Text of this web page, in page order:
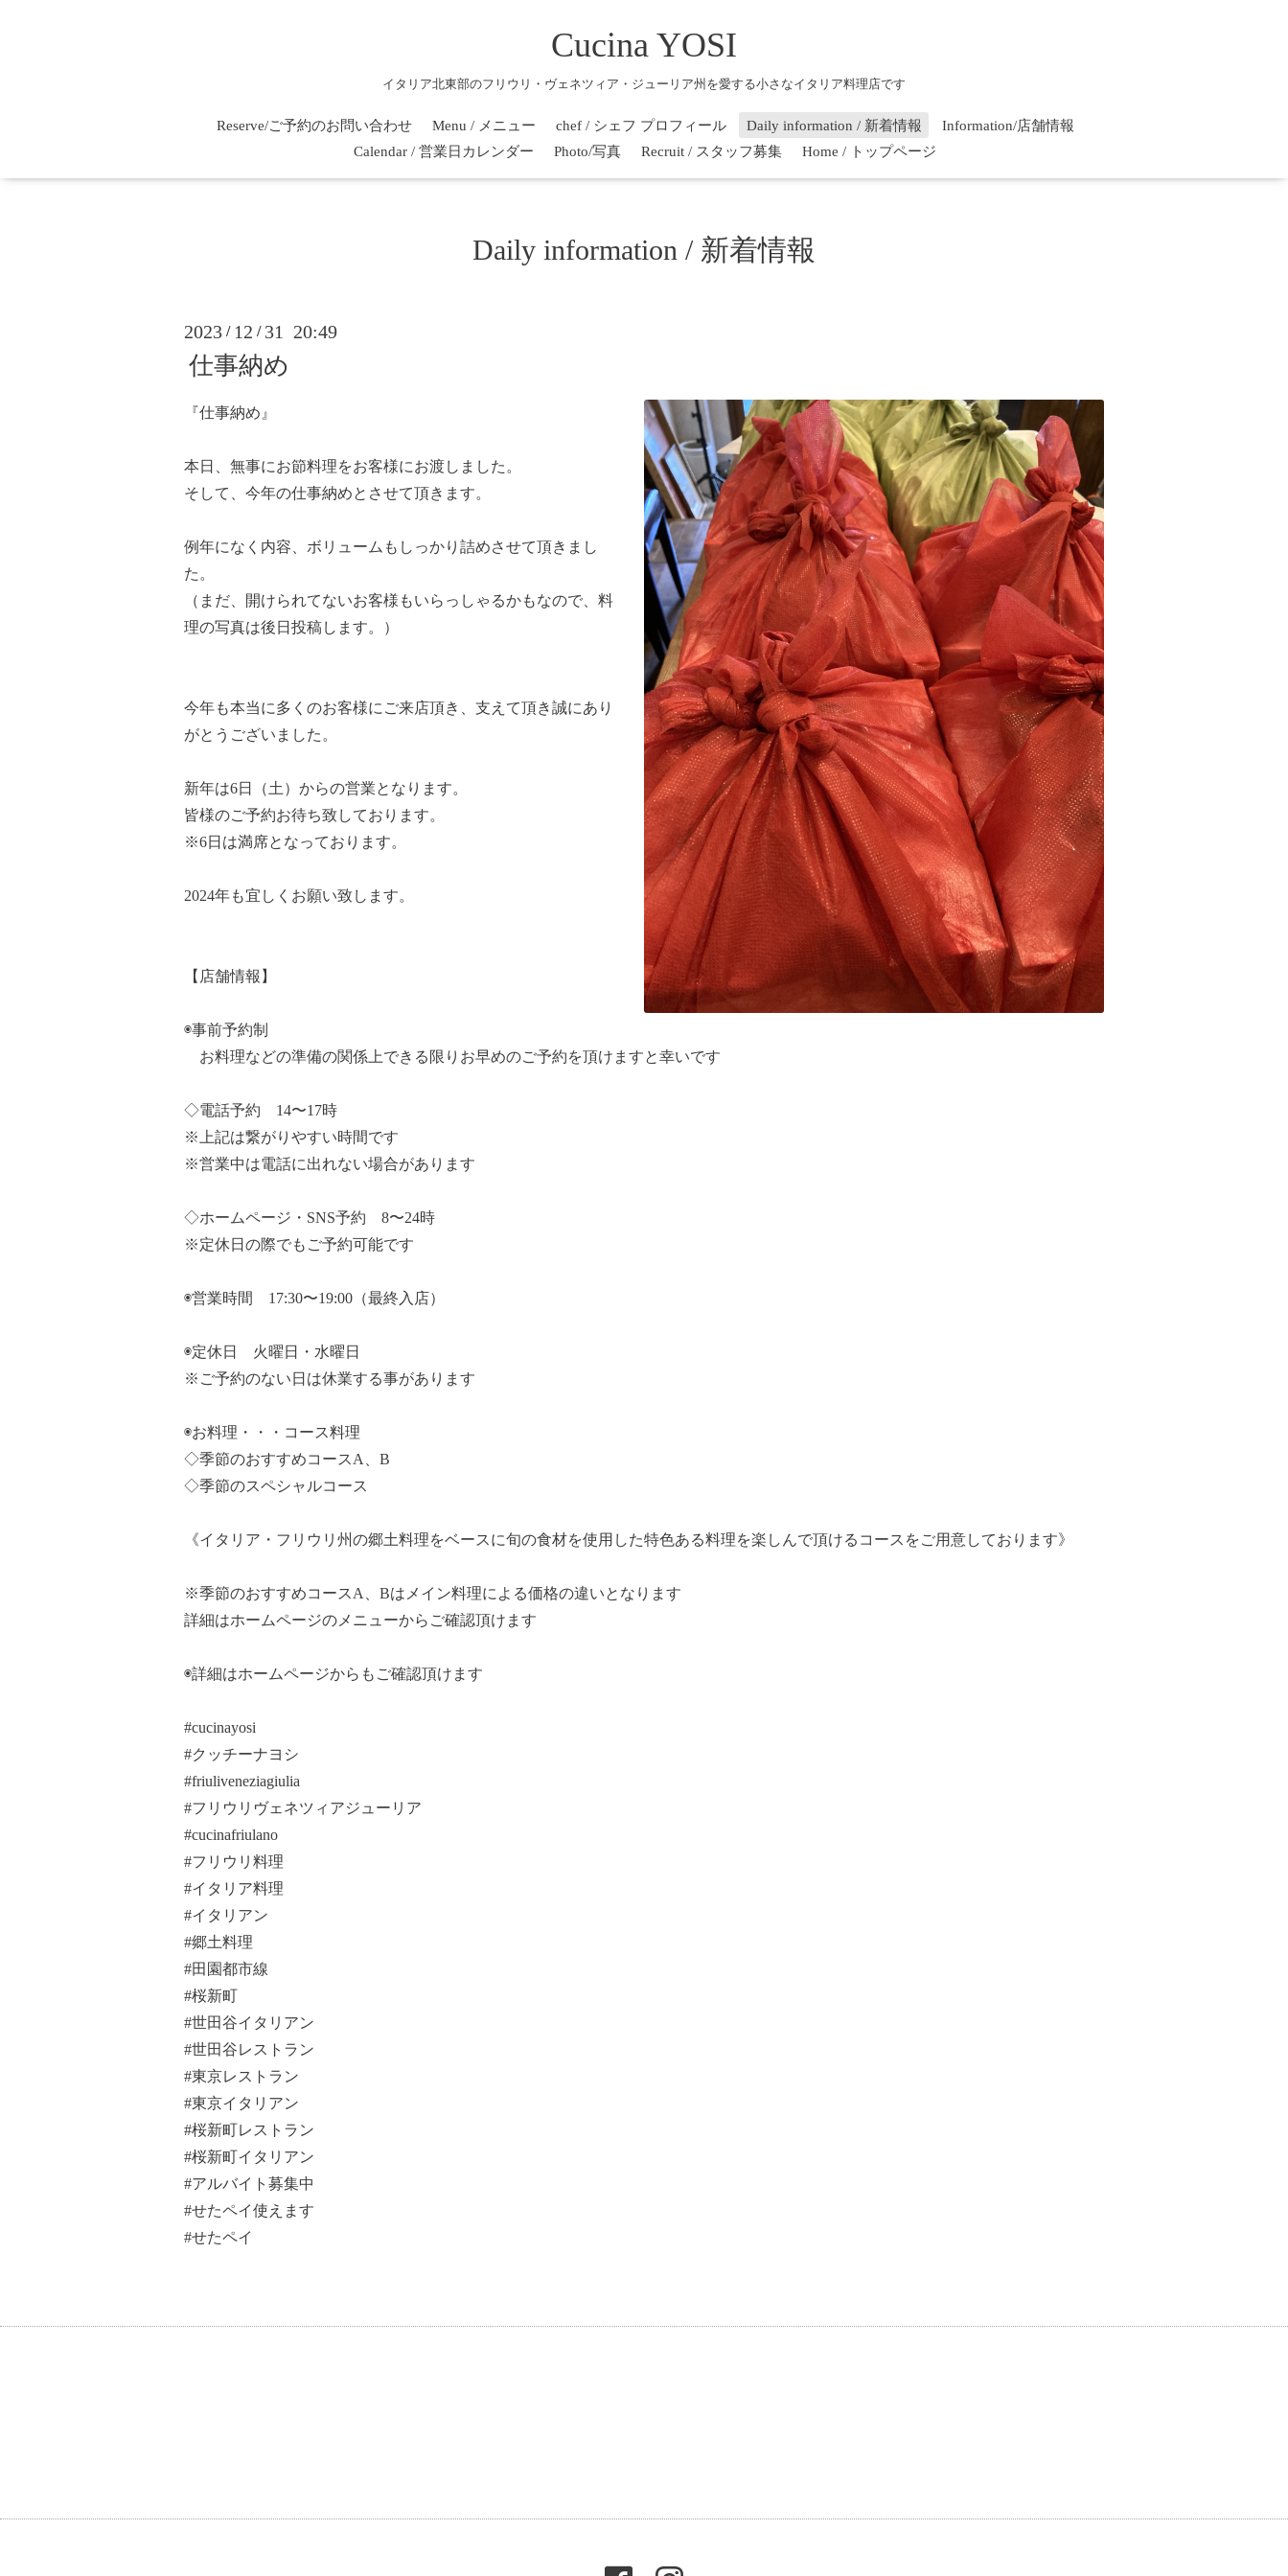
Cucina YOSI
イタリア北東部のフリウリ・ヴェネツィア・ジューリア州を愛する小さなイタリア料理店です
Reserve/ご予約のお問い合わせ Menu / メニュー chef / シェフ プロフィール Daily information / 新着情報
Information/店舗情報
Calendar / 営業日カレンダー
Photo/写真 Recruit / スタッフ募集 Home / トップページ
Daily information / 新着情報
2023 / 12 / 31 20:49
仕事納め
『仕事納め』
本日、無事にお節料理をお客様にお渡しました。
そして、今年の仕事納めとさせて頂きます。
例年になく内容、ボリュームもしっかり詰めさせて頂きまし
た。
（まだ、開けられてないお客様もいらっしゃるかもなので、料
理の写真は後日投稿します。）
今年も本当に多くのお客様にご来店頂き、支えて頂き誠にあり
がとうございました。
新年は6日（土）からの営業となります。
皆様のご予約お待ち致しております。
※6日は満席となっております。
2024年も宜しくお願い致します。
【店舗情報】
◉事前予約制
お料理などの準備の関係上できる限りお早めのご予約を頂けますと幸いです
◇電話予約 14〜17時
※上記は繋がりやすい時間です
※営業中は電話に出れない場合があります
◇ホームページ・SNS予約 8〜24時
※定休日の際でもご予約可能です
◉営業時間 17:30〜19:00（最終入店）
◉定休日 火曜日・水曜日
※ご予約のない日は休業する事があります
◉お料理・・・コース料理
◇季節のおすすめコースA、B
◇季節のスペシャルコース
《イタリア・フリウリ州の郷土料理をベースに旬の食材を使用した特色ある料理を楽しんで頂けるコースをご用意しております》
※季節のおすすめコースA、Bはメイン料理による価格の違いとなります
詳細はホームページのメニューからご確認頂けます
◉詳細はホームページからもご確認頂けます
#cucinayosi
#クッチーナヨシ
#friuliveneziagiulia
#フリウリヴェネツィアジューリア
#cucinafriulano
#フリウリ料理
#イタリア料理
#イタリアン
#郷土料理
#田園都市線
#桜新町
#世田谷イタリアン
#世田谷レストラン
#東京レストラン
#東京イタリアン
#桜新町レストラン
#桜新町イタリアン
#アルバイト募集中
#せたペイ使えます
#せたペイ